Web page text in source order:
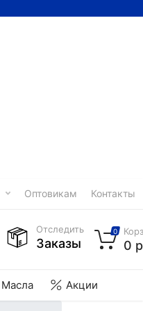
Оптовикам Контакты
Масла Акции
Отследить
Заказы
0
0